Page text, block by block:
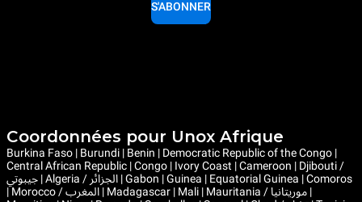
S'ABONNER
Coordonnées pour Unox Afrique
Burkina Faso | Burundi | Benin | Democratic Republic of the Congo |
Central African Republic | Congo | Ivory Coast | Cameroon | Djibouti /
جيبوتي | Algeria / الجزائر | Gabon | Guinea | Equatorial Guinea | Comoros
| Morocco / المغرب | Madagascar | Mali | Mauritania / موريتانيا |